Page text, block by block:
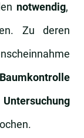
notwendig,
Zu deren
Baumkontrolle